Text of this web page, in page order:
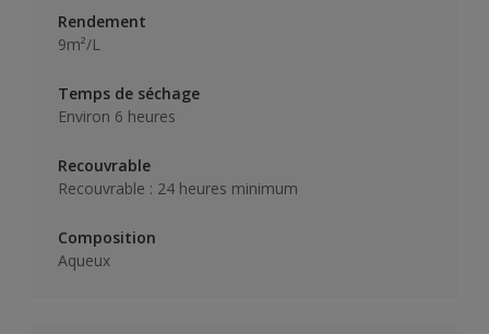
Rendement
9m²/L
Temps de séchage
Environ 6 heures
Recouvrable
Recouvrable : 24 heures minimum
Composition
Aqueux